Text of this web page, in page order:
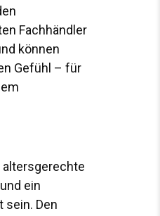
Fachhändler
können
Gefühl – für
altersgerechte
ein
sein. Den